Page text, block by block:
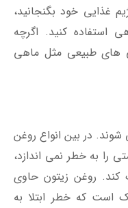
غذایی خود بگنجانید،
استفاده کنید. اگرچه
های طبیعی مثل ماهی
در بین انواع روغن
را به خطر نمی اندازد،
کند. روغن زیتون حاوی
است که خطر ابتلا به